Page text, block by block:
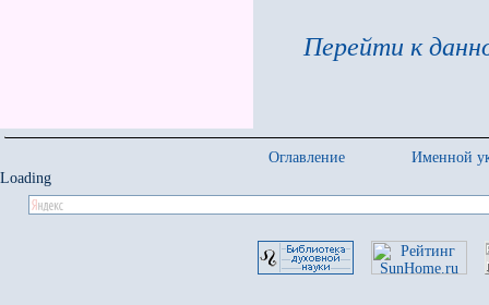
Перейти к
Оглавление
Именной
Loading